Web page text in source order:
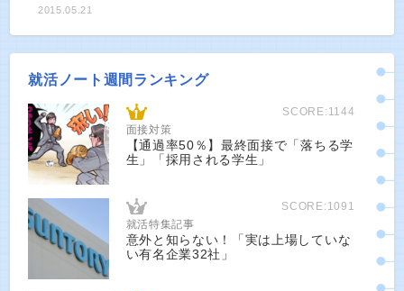
2015.05.21
就活ノート週間ランキング
SCORE:1144
面接対策
【通過率50％】最終面接で「落ちる学
生」「採用される学生」
SCORE:1091
就活特集記事
意外と知らない！「実は上場していな
い有名企業32社」